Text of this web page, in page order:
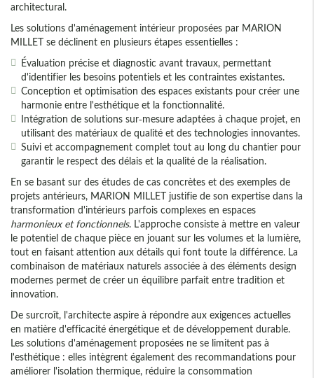
architectural.
Les solutions d'aménagement intérieur proposées par MARION
MILLET se déclinent en plusieurs étapes essentielles :
Évaluation précise et diagnostic avant travaux, permettant
d'identifier les besoins potentiels et les contraintes existantes.
Conception et optimisation des espaces existants pour créer une
harmonie entre l'esthétique et la fonctionnalité.
Intégration de solutions sur-mesure adaptées à chaque projet, en
utilisant des matériaux de qualité et des technologies innovantes.
Suivi et accompagnement complet tout au long du chantier pour
garantir le respect des délais et la qualité de la réalisation.
En se basant sur des études de cas concrètes et des exemples de
projets antérieurs, MARION MILLET justifie de son expertise dans la
transformation d'intérieurs parfois complexes en espaces
harmonieux et fonctionnels. L'approche consiste à mettre en valeur
le potentiel de chaque pièce en jouant sur les volumes et la lumière,
tout en faisant attention aux détails qui font toute la différence. La
combinaison de matériaux naturels associée à des éléments design
modernes permet de créer un équilibre parfait entre tradition et
innovation.
De surcroît, l'architecte aspire à répondre aux exigences actuelles
en matière d'efficacité énergétique et de développement durable.
Les solutions d'aménagement proposées ne se limitent pas à
l'esthétique : elles intègrent également des recommandations pour
améliorer l'isolation thermique, réduire la consommation